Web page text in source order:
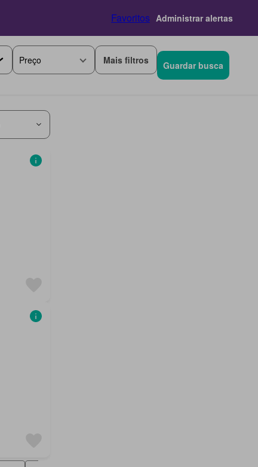
Favoritos Administrar alertas
Preço Mais filtros Guardar busca